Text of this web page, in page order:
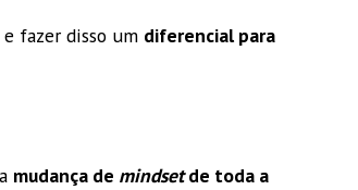
fazer disso um diferencial para
mudança de mindset de toda a